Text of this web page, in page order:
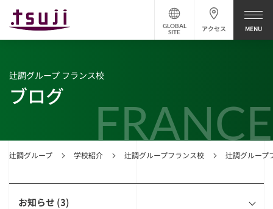
アクセス
GLOBAL
SITE
FRANCE
辻調グループ 学校紹介 辻調グループフランス校 辻調グループ
辻調グループ フランス校
ブログ
お知らせ (3)